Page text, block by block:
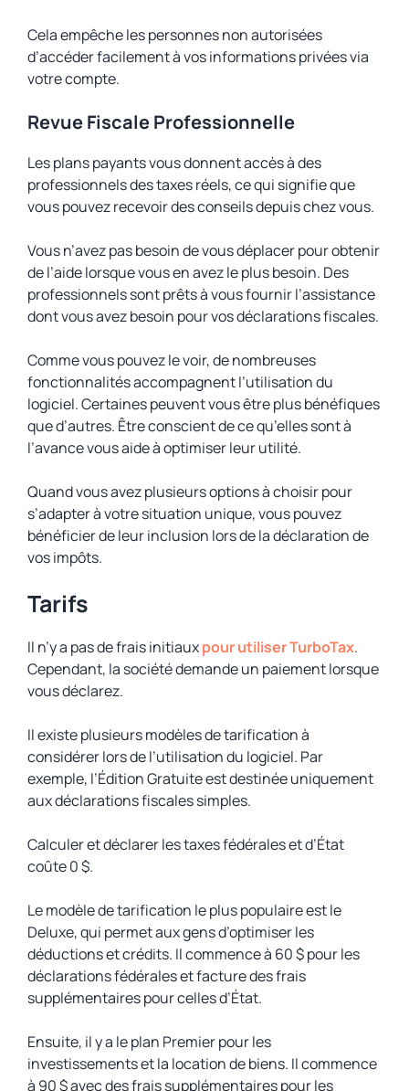
Cela empêche les personnes non autorisées
d’accéder facilement à vos informations privées via
votre compte.
Revue Fiscale Professionnelle
Les plans payants vous donnent accès à des
professionnels des taxes réels, ce qui signifie que
vous pouvez recevoir des conseils depuis chez vous.
Vous n’avez pas besoin de vous déplacer pour obtenir
de l’aide lorsque vous en avez le plus besoin. Des
professionnels sont prêts à vous fournir l’assistance
dont vous avez besoin pour vos déclarations fiscales.
Comme vous pouvez le voir, de nombreuses
fonctionnalités accompagnent l’utilisation du
logiciel. Certaines peuvent vous être plus bénéfiques
que d’autres. Être conscient de ce qu’elles sont à
l’avance vous aide à optimiser leur utilité.
Quand vous avez plusieurs options à choisir pour
s’adapter à votre situation unique, vous pouvez
bénéficier de leur inclusion lors de la déclaration de
vos impôts.
Tarifs
Il n’y a pas de frais initiauxpour utiliser TurboTax.
Cependant, la société demande un paiement lorsque
vous déclarez.
Il existe plusieurs modèles de tarification à
considérer lors de l’utilisation du logiciel. Par
exemple, l’Édition Gratuite est destinée uniquement
aux déclarations fiscales simples.
Calculer et déclarer les taxes fédérales et d’État
coûte 0 $.
Le modèle de tarification le plus populaire est le
Deluxe, qui permet aux gens d’optimiser les
déductions et crédits. Il commence à 60 $ pour les
déclarations fédérales et facture des frais
supplémentaires pour celles d’État.
Ensuite, il y a le plan Premier pour les
investissements et la location de biens. Il commence
à 90 $ avec des frais supplémentaires pour les